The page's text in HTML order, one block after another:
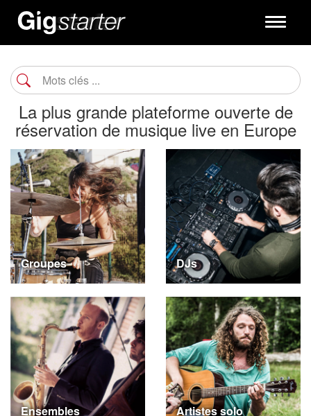
Toggle
La plus grande plateforme ouverte de
réservation de musique live en Europe
Groupes DJs
Ensembles Artistes solo